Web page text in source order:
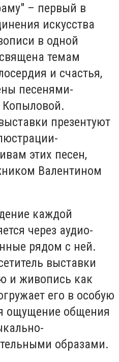
– первый в
искусства
в одной
темам
и счастья,
песенями-
презентуют
этих песен,
Валентином
каждой
через аудио-
рядом с ней.
выставки
и живопись как
его в особую
ощущение общения
образами.